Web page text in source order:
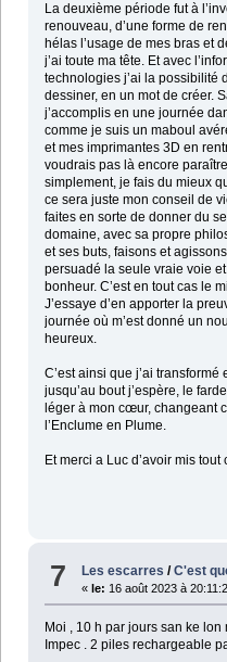
La deuxième période fut à
renouveau, d’une forme de
hélas l’usage de mes bras et
j’ai toute ma tête. Et avec
technologies j’ai la possibilité
dessiner, en un mot de créer.
j’accomplis en une journée
comme je suis un maboul
et mes imprimantes 3D en
voudrais pas là encore
simplement, je fais du mieux
ce sera juste mon conseil de
faites en sorte de donner du
domaine, avec sa propre
et ses buts, faisons et
persuadé la seule vraie voie
bonheur. C’est en tout cas le
J’essaye d’en apporter la
journée où m’est donné un
heureux.
C’est ainsi que j’ai
jusqu’au bout j’espère, le
léger à mon cœur, changeant
l’Enclume en Plume.
Et merci a Luc d’avoir mis
7 Les escarres /C'est
«le: 16 août 2023 à
Moi , 10 h par jours san ke lon
Impec . 2 piles rechargeable